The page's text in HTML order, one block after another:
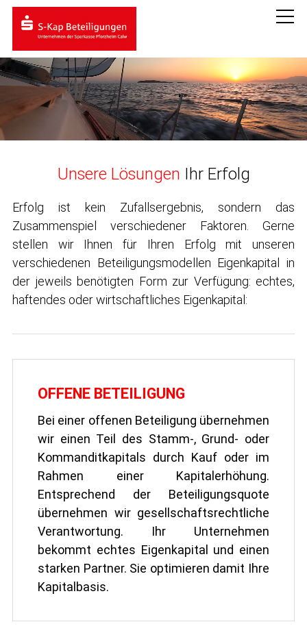
Unsere Lösungen Ihr Erfolg
Erfolg ist kein Zufallsergebnis, sondern das
Zusammenspiel verschiedener Faktoren. Gerne
stellen wir Ihnen für Ihren Erfolg mit unseren
verschiedenen Beteiligungsmodellen Eigenkapital in
der jeweils benötigten Form zur Verfügung: echtes,
haftendes oder wirtschaftliches Eigenkapital:
OFFENE BETEILIGUNG
Bei einer offenen Beteiligung übernehmen
wir einen Teil des Stamm-, Grund- oder
Kommanditkapitals durch Kauf oder im
Rahmen einer Kapitalerhöhung.
Entsprechend der Beteiligungsquote
übernehmen wir gesellschaftsrechtliche
Verantwortung. Ihr Unternehmen
bekommt echtes Eigenkapital und einen
starken Partner. Sie optimieren damit Ihre
Kapitalbasis.